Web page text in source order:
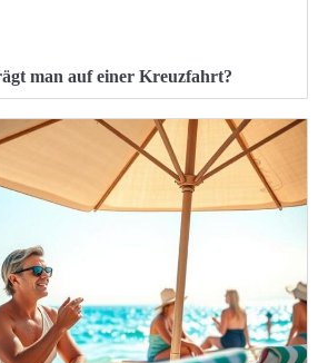
man auf einer Kreuzfahrt?